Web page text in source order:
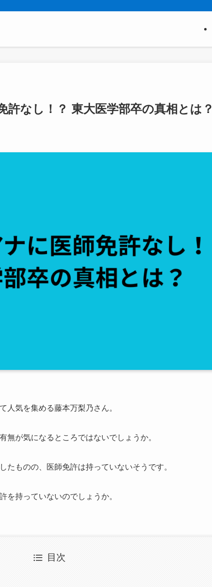
許なし！？ 東大医学部卒の真相とは？
人気を集める藤本万梨乃さん。
無が気になるところではないでしょうか。
たものの、医師免許は持っていないそうです。
を持っていないのでしょうか。
目次